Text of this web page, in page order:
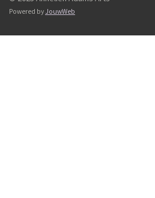
Powered by JouwWeb